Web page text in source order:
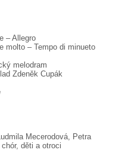
– Allegro
molto – Tempo di minueto
melodram
Zdeněk Cupák
Mecerodová, Petra
děti a otroci